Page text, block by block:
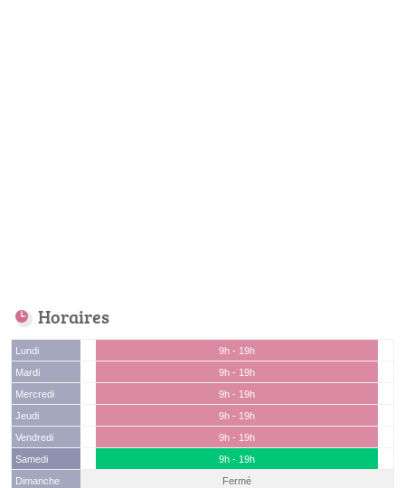
Horaires
Lundi
9h - 19h
Mardi
9h - 19h
Mercredi
9h - 19h
Jeudi
9h - 19h
Vendredi
9h - 19h
Samedi
9h - 19h
Dimanche
Fermé